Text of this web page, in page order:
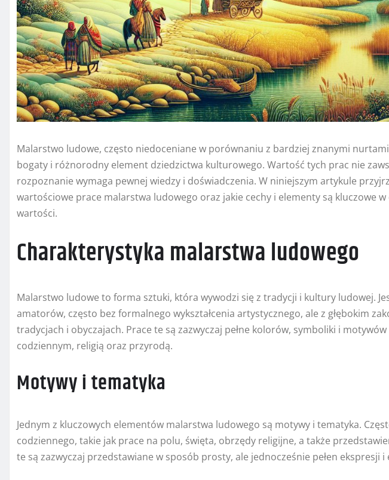
Malarstwo ludowe, często niedoceniane w porównaniu z bardziej znanymi
bogaty i różnorodny element dziedzictwa kulturowego. Wartość tych prac nie
rozpoznanie wymaga pewnej wiedzy i doświadczenia. W niniejszym artykule
wartościowe prace malarstwa ludowego oraz jakie cechy i elementy są kluczowe
wartości.
Charakterystyka malarstwa ludowego
Malarstwo ludowe to forma sztuki, która wywodzi się z tradycji i kultury ludowej.
amatorów, często bez formalnego wykształcenia artystycznego, ale z głębokim
tradycjach i obyczajach. Prace te są zazwyczaj pełne kolorów, symboliki i
codziennym, religią oraz przyrodą.
Motywy i tematyka
Jednym z kluczowych elementów malarstwa ludowego są motywy i tematyka.
codziennego, takie jak prace na polu, święta, obrzędy religijne, a także
te są zazwyczaj przedstawiane w sposób prosty, ale jednocześnie pełen ekspresji i